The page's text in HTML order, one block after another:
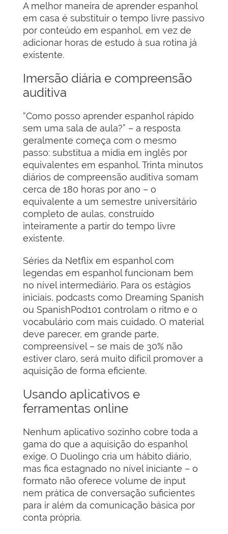
A melhor maneira de aprender espanhol
em casa é substituir o tempo livre passivo
por conteúdo em espanhol, em vez de
adicionar horas de estudo à sua rotina já
existente.
Imersão diária e compreensão
auditiva
“Como posso aprender espanhol rápido
sem uma sala de aula?” – a resposta
geralmente começa com o mesmo
passo: substitua a mídia em inglês por
equivalentes em espanhol. Trinta minutos
diários de compreensão auditiva somam
cerca de 180 horas por ano – o
equivalente a um semestre universitário
completo de aulas, construído
inteiramente a partir do tempo livre
existente.
Séries da Netflix em espanhol com
legendas em espanhol funcionam bem
no nível intermediário. Para os estágios
iniciais, podcasts como Dreaming Spanish
ou SpanishPod101 controlam o ritmo e o
vocabulário com mais cuidado. O material
deve parecer, em grande parte,
compreensível – se mais de 30% não
estiver claro, será muito difícil promover a
aquisição de forma eficiente.
Usando aplicativos e
ferramentas online
Nenhum aplicativo sozinho cobre toda a
gama do que a aquisição do espanhol
exige. O Duolingo cria um hábito diário,
mas fica estagnado no nível iniciante – o
formato não oferece volume de input
nem prática de conversação suficientes
para ir além da comunicação básica por
conta própria.